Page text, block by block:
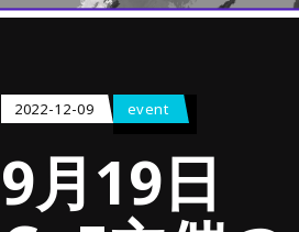
2022-12-09 event
9月19日